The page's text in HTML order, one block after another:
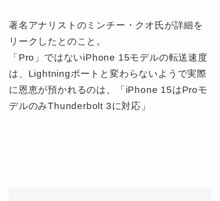
著名アナリストのミンチー・クオ氏が詳細を
リークしたとのこと。
「Pro」ではないiPhone 15モデルの転送速度
は、Lightningポートと変わらないようで実際
に恩恵が預かれるのは、「iPhone 15はProモ
デルのみThunderbolt 3に対応」